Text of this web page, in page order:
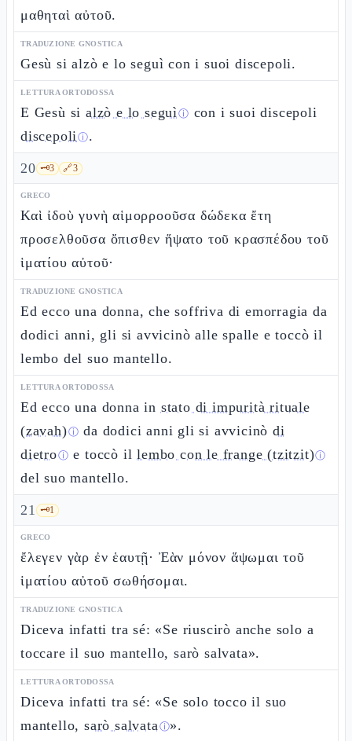
μαθηταὶ αὐτοῦ.
TRADUZIONE GNOSTICA
Gesù si alzò e lo seguì con i suoi discepoli.
LETTURA ORTODOSSA
E Gesù sialzò e lo seguìⓘ con i suoi discepoli
discepoliⓘ.
20 🗝️3 🔗3
GRECO
Καὶ ἰδοὺ γυνὴ αἱμορροοῦσα δώδεκα ἔτη
προσελθοῦσα ὄπισθεν ἥψατο τοῦ κρασπέδου τοῦ
ἱματίου αὐτοῦ·
TRADUZIONE GNOSTICA
Ed ecco una donna, che soffriva di emorragia da
dodici anni, gli si avvicinò alle spalle e toccò il
lembo del suo mantello.
LETTURA ORTODOSSA
Ed ecco una donna in stato di impurità rituale
(zavah)ⓘ da dodici anni gli si avvicinòdi
dietroⓘ e toccò illembo con le frange (tzitzit)ⓘ
del suo mantello.
21 🗝️1
GRECO
ἔλεγεν γὰρ ἐν ἑαυτῇ· Ἐὰν μόνον ἅψωμαι τοῦ
ἱματίου αὐτοῦ σωθήσομαι.
TRADUZIONE GNOSTICA
Diceva infatti tra sé: «Se riuscirò anche solo a
toccare il suo mantello, sarò salvata».
LETTURA ORTODOSSA
Diceva infatti tra sé: «Se solo tocco il suo
mantello,sarò salvataⓘ».